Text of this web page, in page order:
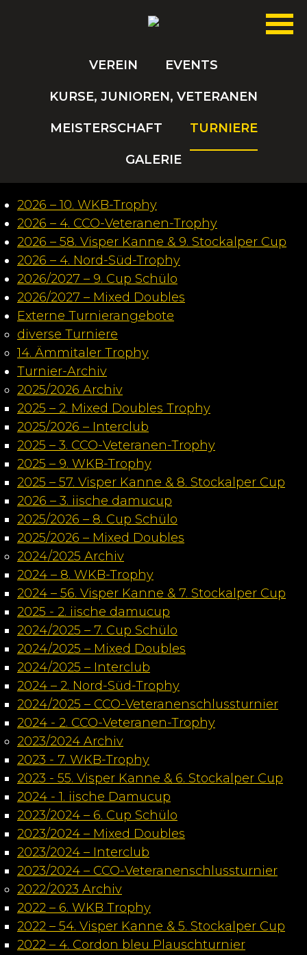
VEREIN EVENTS
KURSE, JUNIOREN, VETERANEN
MEISTERSCHAFT TURNIERE
GALERIE
2026 – 10. WKB-Trophy
2026 – 4. CCO-Veteranen-Trophy
2026 – 58. Visper Kanne & 9. Stockalper Cup
2026 – 4. Nord-Süd-Trophy
2026/2027 – 9. Cup Schülo
2026/2027 – Mixed Doubles
Externe Turnierangebote
diverse Turniere
14. Ämmitaler Trophy
Turnier-Archiv
2025/2026 Archiv
2025 – 2. Mixed Doubles Trophy
2025/2026 – Interclub
2025 – 3. CCO-Veteranen-Trophy
2025 – 9. WKB-Trophy
2025 – 57. Visper Kanne & 8. Stockalper Cup
2026 – 3. iische damucup
2025/2026 – 8. Cup Schülo
2025/2026 – Mixed Doubles
2024/2025 Archiv
2024 – 8. WKB-Trophy
2024 – 56. Visper Kanne & 7. Stockalper Cup
2025 - 2. iische damucup
2024/2025 – 7. Cup Schülo
2024/2025 – Mixed Doubles
2024/2025 – Interclub
2024 – 2. Nord-Süd-Trophy
2024/2025 – CCO-Veteranenschlussturnier
2024 - 2. CCO-Veteranen-Trophy
2023/2024 Archiv
2023 - 7. WKB-Trophy
2023 - 55. Visper Kanne & 6. Stockalper Cup
2024 - 1. iische Damucup
2023/2024 – 6. Cup Schülo
2023/2024 – Mixed Doubles
2023/2024 – Interclub
2023/2024 – CCO-Veteranenschlussturnier
2022/2023 Archiv
2022 – 6. WKB Trophy
2022 – 54. Visper Kanne & 5. Stockalper Cup
2022 – 4. Cordon bleu Plauschturnier